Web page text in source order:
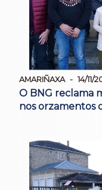
AMARIÑAXA 14/11/
O BNG reclama
nos orzamentos